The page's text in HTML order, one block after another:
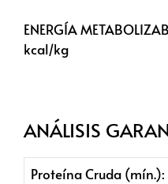
ENERGÍA
kcal/kg
ANÁLISIS
Proteína Cruda (mín.):